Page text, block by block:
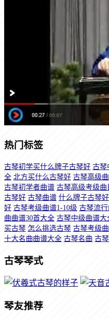
热门标签
古琴初学买什么牌子古琴好 古琴
全 北方买什么古琴好 古琴高级
古琴初学者曲谱 古琴高级考级曲
古琴好 古琴曲谱 什么牌子古琴好
好 古琴考级曲谱1-10级 古琴流
曲曲谱30首大全 古琴中级曲谱大
买古琴 怎么挑选古琴 古琴考级
十大名曲曲谱大全 古琴名曲 古
古琴琴式
琴友推荐